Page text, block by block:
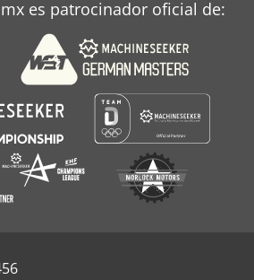
es patrocinador oficial de: